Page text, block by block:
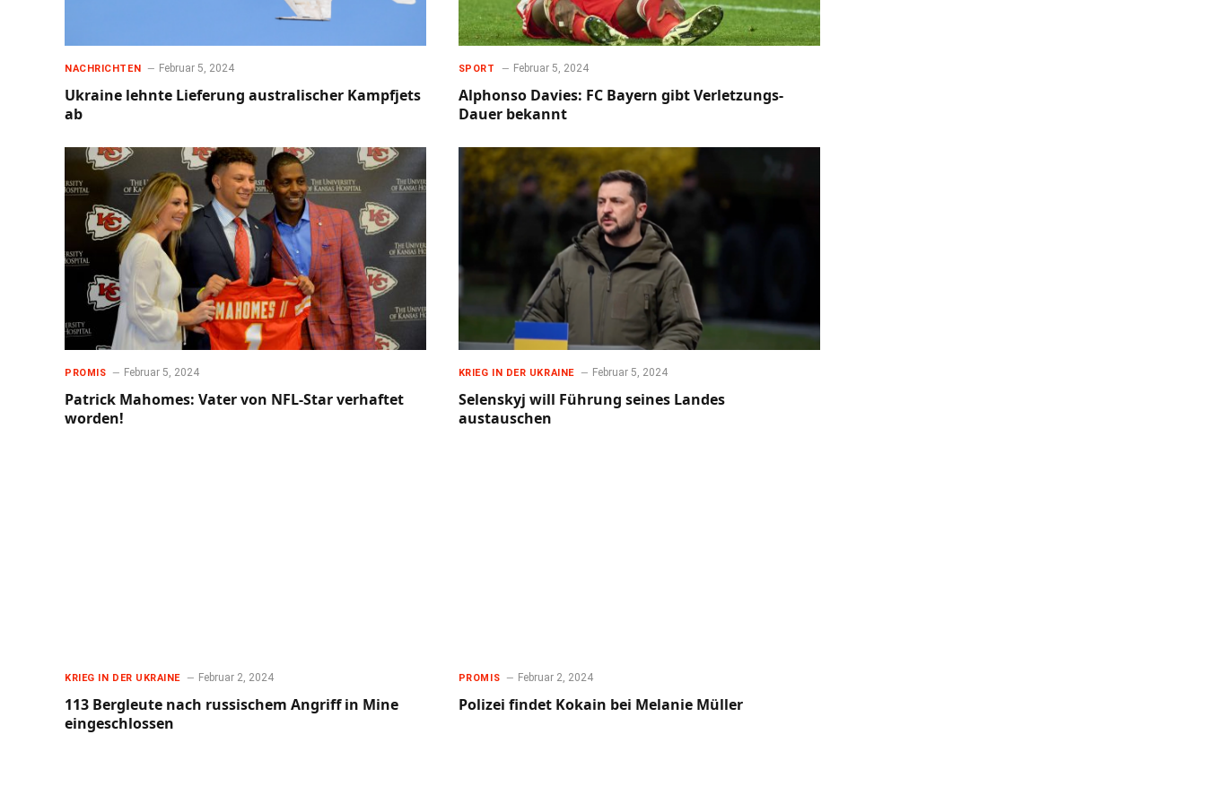
NACHRICHTEN Februar 5, 2024
Ukraine lehnte Lieferung australischer Kampfjets
ab
SPORT Februar 5, 2024
Alphonso Davies: FC Bayern gibt Verletzungs-
Dauer bekannt
PROMIS Februar 5, 2024
Patrick Mahomes: Vater von NFL-Star verhaftet
worden!
KRIEG IN DER UKRAINE Februar 5, 2024
Selenskyj will Führung seines Landes
austauschen
KRIEG IN DER UKRAINE Februar 2, 2024
113 Bergleute nach russischem Angriff in Mine
eingeschlossen
PROMIS Februar 2, 2024
Polizei findet Kokain bei Melanie Müller